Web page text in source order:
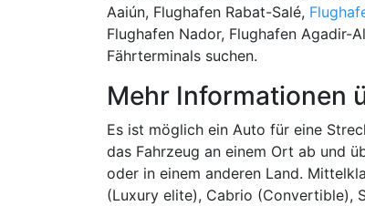
Aaiún, Flughafen Rabat-Salé,
Flughafen Nador, Flughafen Agadir-
Fährterminals suchen.
Mehr Informationen
Es ist möglich ein Auto für eine
das Fahrzeug an einem Ort ab und
oder in einem anderen Land.
(Luxury elite), Cabrio (Convertible),